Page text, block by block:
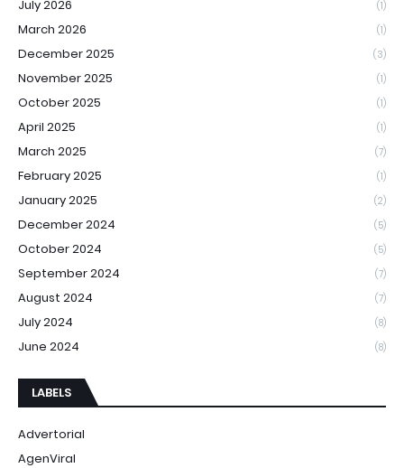
July 2026 (1)
March 2026 (1)
December 2025 (3)
November 2025 (1)
October 2025 (1)
April 2025 (1)
March 2025 (7)
February 2025 (1)
January 2025 (2)
December 2024 (5)
October 2024 (5)
September 2024 (7)
August 2024 (7)
July 2024 (8)
June 2024 (8)
LABELS
Advertorial
AgenViral